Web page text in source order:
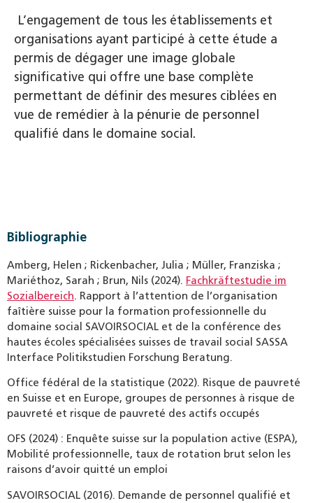
L’engagement de tous les établissements et
organisations ayant participé à cette étude a
permis de dégager une image globale
significative qui offre une base complète
permettant de définir des mesures ciblées en
vue de remédier à la pénurie de personnel
qualifié dans le domaine social.
Bibliographie
Amberg, Helen ; Rickenbacher, Julia ; Müller, Franziska ;
Mariéthoz, Sarah ; Brun, Nils (2024). Fachkräftestudie im
Sozialbereich. Rapport à l’attention de l’organisation
faîtière suisse pour la formation professionnelle du
domaine social SAVOIRSOCIAL et de la conférence des
hautes écoles spécialisées suisses de travail social SASSA
Interface Politikstudien Forschung Beratung.
Office fédéral de la statistique (2022). Risque de pauvreté
en Suisse et en Europe, groupes de personnes à risque de
pauvreté et risque de pauvreté des actifs occupés
OFS (2024) : Enquête suisse sur la population active (ESPA),
Mobilité professionnelle, taux de rotation brut selon les
raisons d’avoir quitté un emploi
SAVOIRSOCIAL (2016). Demande de personnel qualifié et